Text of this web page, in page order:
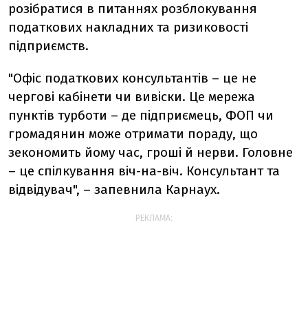
розібратися в питаннях розблокування
податкових накладних та ризиковості
підприємств.
"Офіс податкових консультантів – це не
чергові кабінети чи вивіски. Це мережа
пунктів турботи – де підприємець, ФОП чи
громадянин може отримати пораду, що
зекономить йому час, гроші й нерви. Головне
– це спілкування віч-на-віч. Консультант та
відвідувач", – запевнила Карнаух.
РЕКЛАМА: